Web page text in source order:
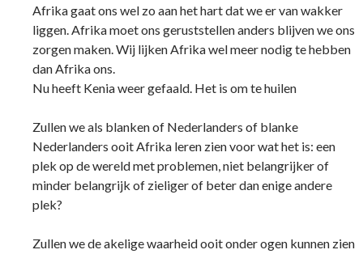
Afrika gaat ons wel zo aan het hart dat we er van wakker
liggen. Afrika moet ons geruststellen anders blijven we ons
zorgen maken. Wij lijken Afrika wel meer nodig te hebben
dan Afrika ons.
Nu heeft Kenia weer gefaald. Het is om te huilen
Zullen we als blanken of Nederlanders of blanke
Nederlanders ooit Afrika leren zien voor wat het is: een
plek op de wereld met problemen, niet belangrijker of
minder belangrijk of zieliger of beter dan enige andere
plek?
Zullen we de akelige waarheid ooit onder ogen kunnen zien